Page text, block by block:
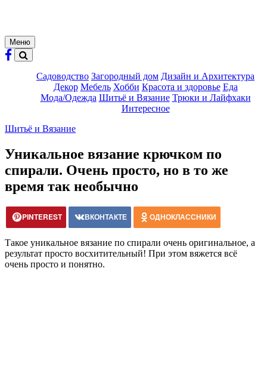
Меню
Садоводство Загородный дом Дизайн и Архитектура
Декор Мебель Хобби Красота и здоровье Еда
Мода/Одежда Шитьё и Вязание Трюки и Лайфхаки
Интересное
Шитьё и Вязание
Уникальное вязание крючком по
спирали. Очень просто, но в то же
время так необычно
PINTEREST ВКОНТАКТЕ ОДНОКЛАССНИКИ
Такое уникальное вязание по спирали очень оригинальное, а
результат просто восхитительный! При этом вяжется всё
очень просто и понятно.